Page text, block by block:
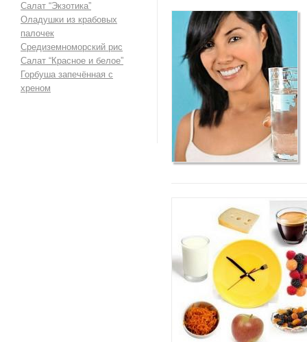
Салат “Экзотика”
Оладушки из крабовых
палочек
Средиземноморский рис
Салат “Красное и белое”
Горбуша запечённая с
хреном